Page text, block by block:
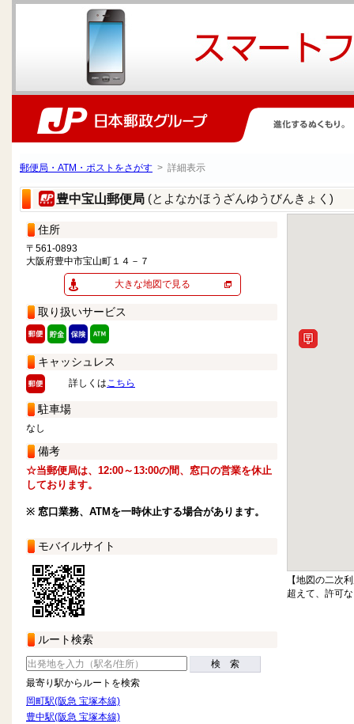
郵便局・ATM・ポストをさがす > 詳細表示
豊中宝山郵便局 (とよなかほうざんゆうびんきょく)
住所
〒561-0893
大阪府豊中市宝山町１４－７
大きな地図で見る
取り扱いサービス
キャッシュレス
詳しくはこちら
駐車場
なし
備考
☆当郵便局は、12:00～13:00の間、窓口の営業を休止
しております。
※ 窓口業務、ATMを一時休止する場合があります。
モバイルサイト
ルート検索
検 索
最寄り駅からルートを検索
岡町駅(阪急 宝塚本線)
豊中駅(阪急 宝塚本線)
【地図の二次
超えて、許可